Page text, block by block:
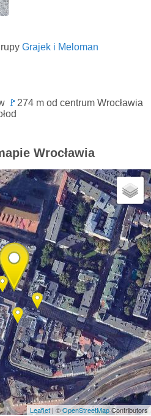
Grajek i Meloman
🚩 274 m od centrum Wrocławia
Wrocławia
Leaflet| ©OpenStreetMapContributors